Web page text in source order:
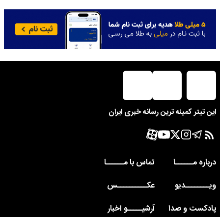
این تیتر کمینه ترین رسانه خبری ایران
درباره مــــــا
تماس با مــــــا
ویــــــــدیو
عکــــــــــس
پادکست و صدا
آرشیـــــو اخبار